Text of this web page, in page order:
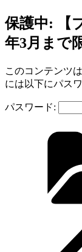
日:
保護中: 【
年3月まで
このコンテンツ
には以下にパス
パスワード: